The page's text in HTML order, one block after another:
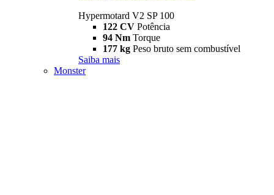
Hypermotard V2 SP 100
122 CV Potência
94 Nm Torque
177 kg Peso bruto sem combustível
Saiba mais
Monster